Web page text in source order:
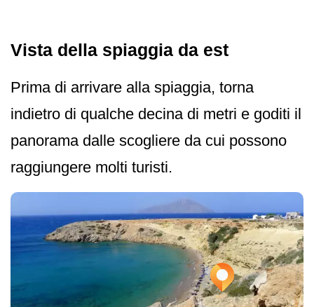
Vista della spiaggia da est
Prima di arrivare alla spiaggia, torna
indietro di qualche decina di metri e goditi il
panorama dalle scogliere da cui possono
raggiungere molti turisti.